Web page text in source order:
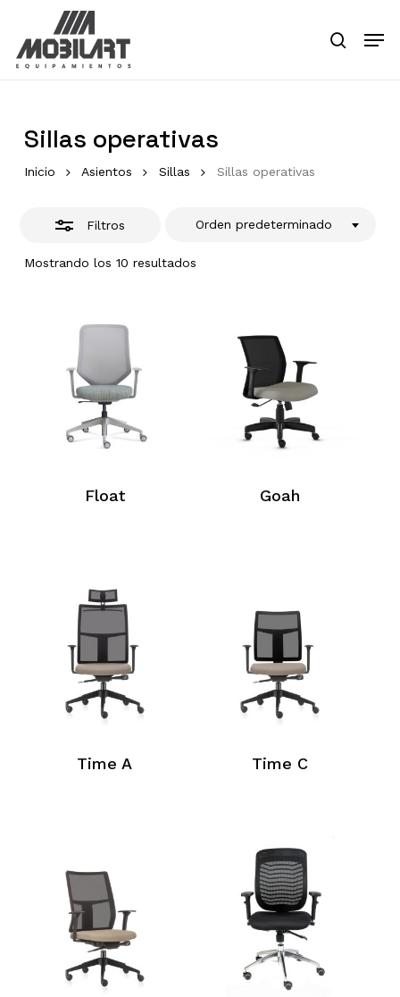
main
search
Sillas operativas
Inicio Asientos Sillas Sillas operativas
Filtros
Mostrando los 10 resultados
Orden predeterminado
Close
Float Goah
Time A Time C